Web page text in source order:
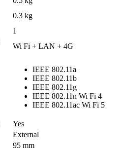
0.3 kg
1
Wi Fi + LAN + 4G
IEEE 802.11a
IEEE 802.11b
IEEE 802.11g
IEEE 802.11n Wi Fi 4
IEEE 802.11ac Wi Fi 5
Yes
External
95 mm